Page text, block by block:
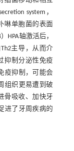
system，
啉单胞菌的表面
HPA轴激活后，
主导，从而介
抑制分泌性免疫
疫抑制，可能会
组织更易遭到破
骨吸收、加快牙
进了牙周疾病的